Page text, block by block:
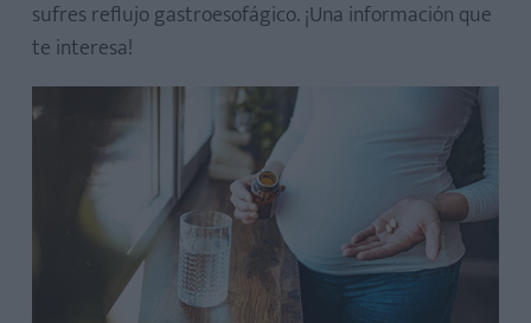
sufres reflujo gastroesofágico. ¡Una información que
te interesa!